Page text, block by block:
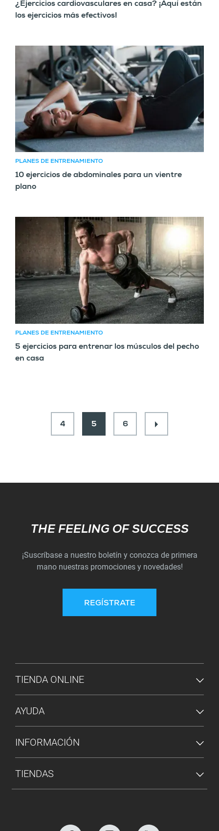
¿Ejercicios cardiovasculares en casa? ¡Aquí están
los ejercicios más efectivos!
PLANES DE ENTRENAMIENTO
10 ejercicios de abdominales para un vientre
plano
PLANES DE ENTRENAMIENTO
5 ejercicios para entrenar los músculos del pecho
en casa
4 5 6
Subscribe
THE FEELING OF SUCCESS
¡Suscríbase a nuestro boletín y conozca de primera
mano nuestras promociones y novedades!
REGÍSTRATE
MENÚ DE PIE DE PÁGINA
TIENDA ONLINE
AYUDA
INFORMACIÓN
TIENDAS